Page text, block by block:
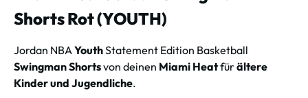
Shorts Rot (YOUTH)
Jordan NBA YouthStatement Edition Basketball
Swingman Shortsvon deinen Miami Heatfürältere
Kinder und Jugendliche.